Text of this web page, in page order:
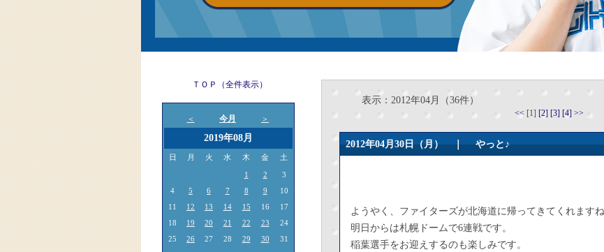
ＴＯＰ（全件表示）
＜ 今月 ＞
2019年08月
日 月 火 水 木 金 土
1 2
3
4
5 6 7 8 9
10
11
12 13 14 15 16
17
18
19 20 21 22 23
24
25
26 27 28 29 30 31
表示：2012年04月（36件）
<< [1] [2] [3] [4] >>
2012年04月30日（月） ｜やっと♪
ようやく、ファイターズが北海道に帰ってきてくれますね
明日からは札幌ドームで6連戦です。
稲葉選手をお迎えするのも楽しみです。